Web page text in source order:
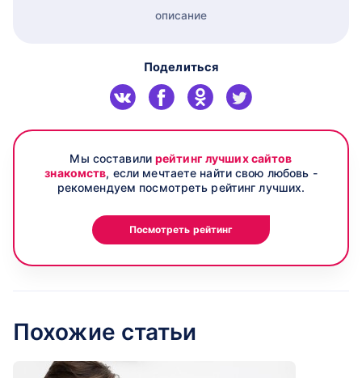
описание
Поделиться
Мы составилирейтинг лучших сайтов
знакомств, если мечтаете найти свою любовь -
рекомендуем посмотреть рейтинг лучших.
Посмотреть рейтинг
Похожие статьи